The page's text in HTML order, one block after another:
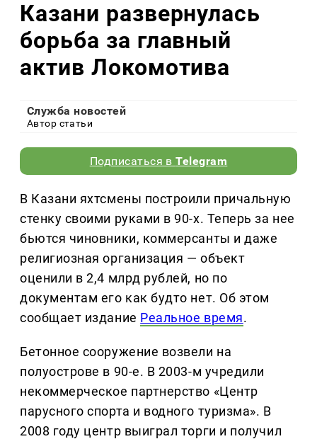
Казани развернулась
борьба за главный
актив Локомотива
Служба новостей
Автор статьи
Подписаться вTelegram
В Казани яхтсмены построили причальную
стенку своими руками в 90-х. Теперь за нее
бьются чиновники, коммерсанты и даже
религиозная организация — объект
оценили в 2,4 млрд рублей, но по
документам его как будто нет. Об этом
сообщает издание Реальное время.
Бетонное сооружение возвели на
полуострове в 90-е. В 2003-м учредили
некоммерческое партнерство «Центр
парусного спорта и водного туризма». В
2008 году центр выиграл торги и получил